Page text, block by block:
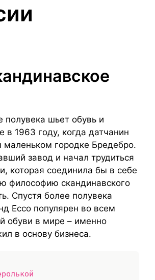
шьет обувь и
1963 году, когда датчанин
маленьком городке Бредебро.
завод и начал трудиться
которая соединила бы в себе
философию скандинавского
Спустя более полувека
Ecco популярен во всем
обуви в мире – именно
в основу бизнеса.